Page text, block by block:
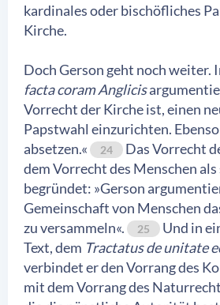
kardinales oder bischöfliches
Kirche.
Doch Gerson geht noch weiter.
facta coram Anglicis
Vorrecht der Kirche ist, einen
Papstwahl einzurichten.
absetzen.«
24
Das Vorrecht
dem Vorrecht des Menschen
begründet: »Gerson
Gemeinschaft von Menschen
zu versammeln«.
25
Und in
Text, dem Tractatus de unitate
verbindet er den Vorrang des
mit dem Vorrang des